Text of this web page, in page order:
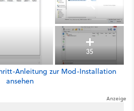
35
Anleitung zur Mod-Installation
ansehen